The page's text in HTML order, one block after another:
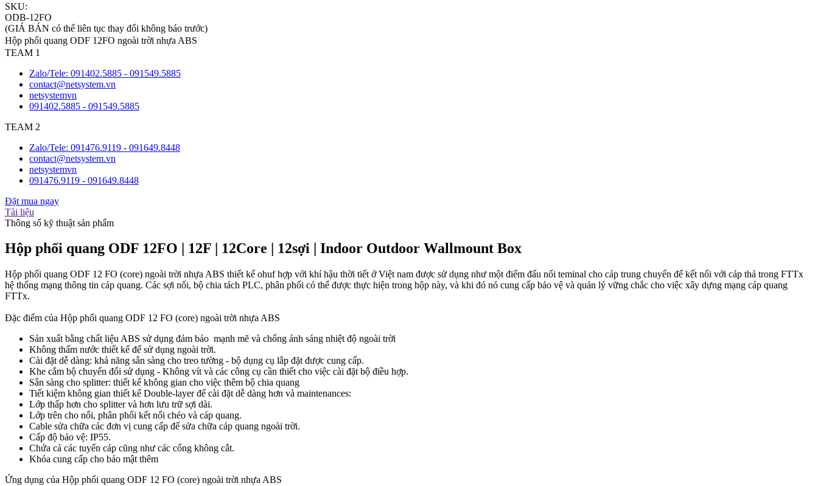
SKU:
ODB-12FO
(GIÁ BÁN có thể liên tục thay đổi không báo trước)
Hộp phối quang ODF 12FO ngoài trời nhựa ABS
TEAM 1
Zalo/Tele: 091402.5885 - 091549.5885
contact@netsystem.vn
netsystemvn
091402.5885 - 091549.5885
TEAM 2
Zalo/Tele: 091476.9119 - 091649.8448
contact@netsystem.vn
netsystemvn
091476.9119 - 091649.8448
Đặt mua ngay
Tài liệu
Thông số kỹ thuật sản phẩm
Hộp phối quang ODF 12FO | 12F | 12Core | 12sợi | Indoor Outdoor Wallmount Box
Hộp phối quang ODF 12 FO (core) ngoài trời nhựa ABS thiết kế ohuf hợp với khí hậu thời tiết ở Việt nam được sử dụng như một điểm đấu nối teminal cho cáp trung chuyển để kết nối với cáp thả trong FTTx
hệ thống mạng thông tin cáp quang. Các sợi nối, bộ chia tách PLC, phân phối có thể được thực hiện trong hộp này, và khi đó nó cung cấp bảo vệ và quản lý vững chắc cho việc xây dựng mạng cáp quang
FTTx.
Đặc điểm của Hộp phối quang ODF 12 FO (core) ngoài trời nhựa ABS
Sản xuất bằng chất liệu ABS sử dụng đảm bảo mạnh mẽ và chống ánh sáng nhiệt độ ngoài trời
Không thấm nước thiết kế để sử dụng ngoài trời.
Cài đặt dễ dàng: khả năng sẵn sàng cho treo tường - bộ dụng cụ lắp đặt được cung cấp.
Khe cắm bộ chuyển đổi sử dụng - Không vít và các công cụ cần thiết cho việc cài đặt bộ điều hợp.
Sẵn sàng cho splitter: thiết kế không gian cho việc thêm bộ chia quang
Tiết kiệm không gian thiết kế Double-layer để cài đặt dễ dàng hơn và maintenances:
Lớp thấp hơn cho splitter và hơn lưu trữ sợi dài.
Lớp trên cho nối, phân phối kết nối chéo và cáp quang.
Cable sửa chữa các đơn vị cung cấp để sửa chữa cáp quang ngoài trời.
Cấp độ bảo vệ: IP55.
Chứa cả các tuyến cáp cũng như các cổng không cắt.
Khóa cung cấp cho bảo mật thêm
Ứng dụng của Hộp phối quang ODF 12 FO (core) ngoài trời nhựa ABS